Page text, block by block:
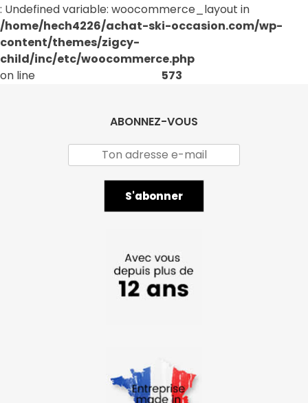
: Undefined variable: woocommerce_layout in
/home/hech4226/achat-ski-occasion.com/wp-
content/themes/zigcy-
child/inc/etc/woocommerce.php
on line
573
ABONNEZ-VOUS